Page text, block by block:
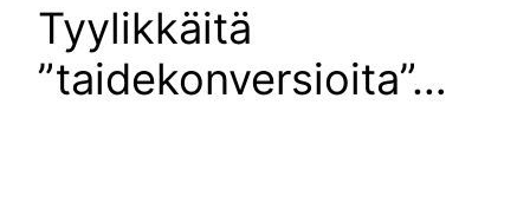
Tyylikkäitä
”taidekonversioita”…